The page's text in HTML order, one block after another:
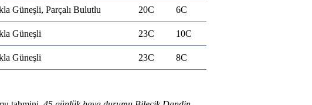
Güneşli, Parçalı Bulutlu 20C 6C
Güneşli 23C 10C
Güneşli 23C 8C